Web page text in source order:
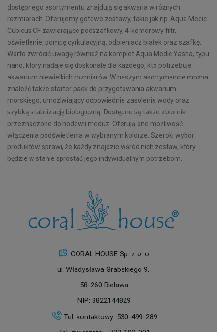
dostępnego asortymentu znajdują się akwaria w różnych
rozmiarach. Oferujemy gotowe zestawy, takie jak np. Aqua Medic
Cubicus CF zawierające podszafkowy, 4-komorowy filtr,
oświetlenie, pompę cyrkulacyjną, odpieniacz białek oraz szafkę.
Warto zwrócić uwagę również na komplet Aqua Medic Yasha, typu
nano, który nadaje się doskonale dla każdego, kto potrzebuje
akwarium niewielkich rozmiarów. W naszym asortymencie można
znaleźć także starter pack do przygotowania akwarium
morskiego, umożlwiający odpowiednie zasolenie wody oraz
szybką stabilizację biologiczną. Dostępne są także zbiorniki
przeznaczone do hodowli meduz. Oferują one możliwość
włączenia podświetlenia w wybranym kolorze. Szeroki wybór
produktów sprawi, że każdy znajdzie wśród nich zestaw, który
będzie w stanie sprostać jego indywidualnym potrzebom.
CORAL HOUSE Sp. z o. o.
ul. Władysława Grabskiego 9,
58-260 Bielawa
NIP: 8822144829
Tel. kontaktowy: 530-499-289